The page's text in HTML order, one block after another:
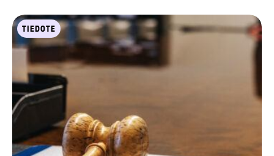
TIEDOTE